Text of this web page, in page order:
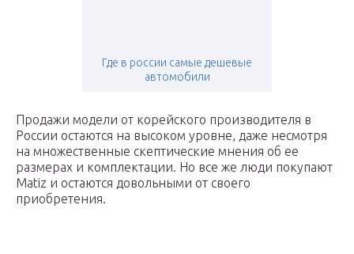
Где в россии самые дешевые
автомобили
Продажи модели от корейского производителя в
России остаются на высоком уровне, даже несмотря
на множественные скептические мнения об ее
размерах и комплектации. Но все же люди покупают
Matiz и остаются довольными от своего
приобретения.